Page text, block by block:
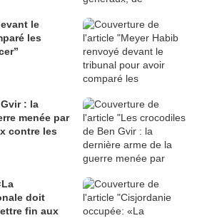
le
les
: la
menée par
contre les
doit
fin aux